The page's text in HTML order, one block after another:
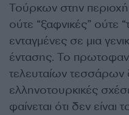
Τούρκων στην περιοχή
ούτε “ξαφνικές” ούτε
ενταγμένες σε μια
έντασης. Το
τελευταίων τεσσάρων
ελληνοτουρκικές
φαίνεται ότι δεν είναι